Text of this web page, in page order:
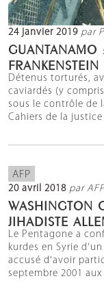
24 janvier 2019 par
GUANTANAMO
Détenus torturés,
caviardés (y
sous le contrôle de
Cahiers de la
AFP
20 avril 2018 par
WASHINGTON
JIHADISTE
Le Pentagone a
kurdes en Syrie
accusé d'avoir
septembre 2001